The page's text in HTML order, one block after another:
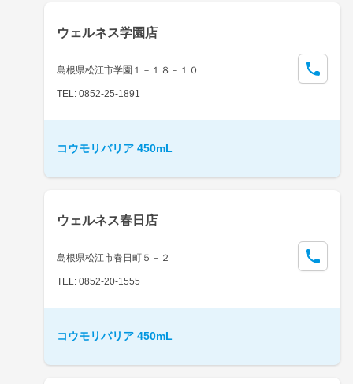
ウェルネス学園店
島根県松江市学園１－１８－１０
TEL: 0852-25-1891
コウモリバリア 450mL
ウェルネス春日店
島根県松江市春日町５－２
TEL: 0852-20-1555
コウモリバリア 450mL